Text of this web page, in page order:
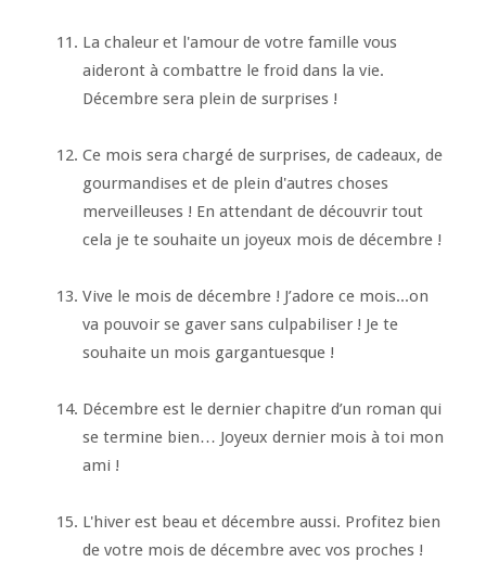
La chaleur et l'amour de votre famille vous
aideront à combattre le froid dans la vie.
Décembre sera plein de surprises !
Ce mois sera chargé de surprises, de cadeaux, de
gourmandises et de plein d'autres choses
merveilleuses ! En attendant de découvrir tout
cela je te souhaite un joyeux mois de décembre !
Vive le mois de décembre ! J’adore ce mois...on
va pouvoir se gaver sans culpabiliser ! Je te
souhaite un mois gargantuesque !
Décembre est le dernier chapitre d’un roman qui
se termine bien… Joyeux dernier mois à toi mon
ami !
L'hiver est beau et décembre aussi. Profitez bien
de votre mois de décembre avec vos proches !